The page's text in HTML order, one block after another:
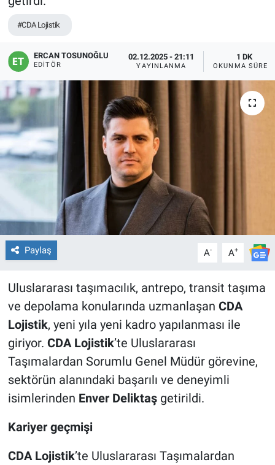
#CDA Lojistik
ERCAN TOSUNOĞLU
EDITÖR
02.12.2025 - 21:11
YAYINLANMA
1 DK
OKUNMA SÜRESI
Paylaş A- A+
Uluslararası taşımacılık, antrepo, transit taşıma
ve depolama konularında uzmanlaşan CDA
Lojistik, yeni yıla yeni kadro yapılanması ile
giriyor. CDA Lojistik’te Uluslararası
Taşımalardan Sorumlu Genel Müdür görevine,
sektörün alanındaki başarılı ve deneyimli
isimlerinden Enver Deliktaşgetirildi.
Kariyer geçmişi
CDA Lojistik’te Uluslararası Taşımalardan